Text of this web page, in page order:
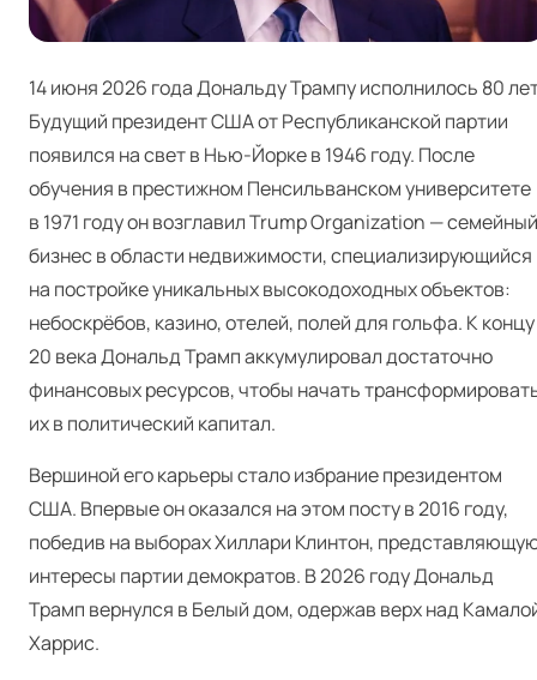
14 июня 2026 года Дональду Трампу исполнилось 80
Будущий президент США от Республиканской партии
появился на свет в Нью-Йорке в 1946 году. После
обучения в престижном Пенсильванском университете
в 1971 году он возглавил Trump Orga­ni­za­tion — семейный
бизнес в области недвижимости, специализирующийся
на постройке уникальных высокодоходных объектов:
небоскрёбов, казино, отелей, полей для гольфа. К концу
20 века Дональд Трамп аккумулировал достаточно
финансовых ресурсов, чтобы начать
их в политический капитал.
Вершиной его карьеры стало избрание президентом
США. Впервые он оказался на этом посту в 2016 году,
победив на выборах Хиллари Клинтон,
интересы партии демократов. В 2026 году Дональд
Трамп вернулся в Белый дом, одержав верх над
Харрис.